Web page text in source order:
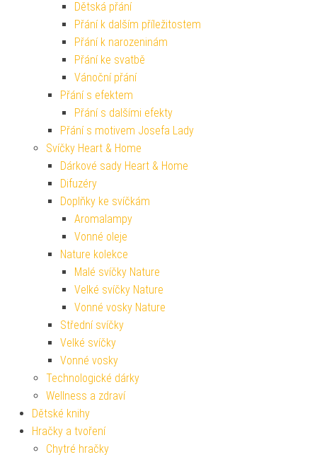
Dětská přání
Přání k dalším příležitostem
Přání k narozeninám
Přání ke svatbě
Vánoční přání
Přání s efektem
Přání s dalšími efekty
Přání s motivem Josefa Lady
Svíčky Heart & Home
Dárkové sady Heart & Home
Difuzéry
Doplňky ke svíčkám
Aromalampy
Vonné oleje
Nature kolekce
Malé svíčky Nature
Velké svíčky Nature
Vonné vosky Nature
Střední svíčky
Velké svíčky
Vonné vosky
Technologické dárky
Wellness a zdraví
Dětské knihy
Hračky a tvoření
Chytré hračky